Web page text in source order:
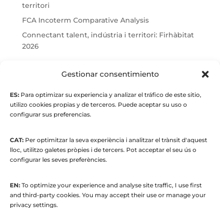
Gestionar consentimiento
ES: Para optimizar su experiencia y analizar el tráfico de este sitio,
utilizo cookies propias y de terceros. Puede aceptar su uso o
configurar sus preferencias.
CAT: Per optimitzar la seva experiència i analitzar el trànsit d'aquest
lloc, utilitzo galetes pròpies i de tercers. Pot acceptar el seu ús o
configurar les seves preferències.
EN: To optimize your experience and analyse site traffic, I use first
and third-party cookies. You may accept their use or manage your
privacy settings.
territori
FCA Incoterm Comparative Analysis
Connectant talent, indústria i territori: Firhàbitat
2026
© Maria Fernandez Alonso
Full index
© 2015 to present. María Fernández Alonso
Strategic Manager | Corporate